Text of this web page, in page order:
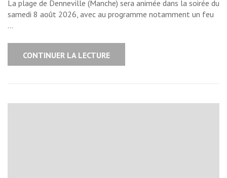
La plage de Denneville (Manche) sera animée dans la soirée du
samedi 8 août 2026, avec au programme notamment un feu
…
CONTINUER LA LECTURE